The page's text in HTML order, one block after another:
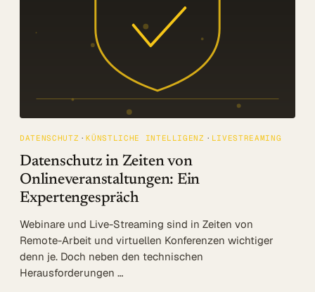
DATENSCHUTZ KÜNSTLICHE INTELLIGENZ LIVESTREAMING
Datenschutz in Zeiten von
Onlineveranstaltungen: Ein
Expertengespräch
Webinare und Live-Streaming sind in Zeiten von
Remote-Arbeit und virtuellen Konferenzen wichtiger
denn je. Doch neben den technischen
Herausforderungen …